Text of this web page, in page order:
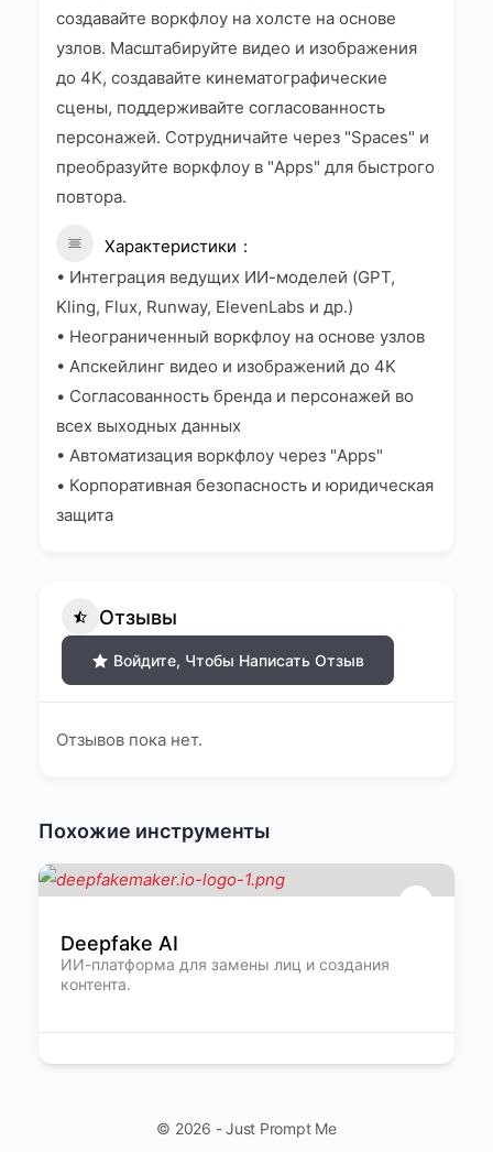
создавайте воркфлоу на холсте на основе
узлов. Масштабируйте видео и изображения
до 4K, создавайте кинематографические
сцены, поддерживайте согласованность
персонажей. Сотрудничайте через "Spaces" и
преобразуйте воркфлоу в "Apps" для быстрого
повтора.
Характеристики
• Интеграция ведущих ИИ-моделей (GPT,
Kling, Flux, Runway, ElevenLabs и др.)
• Неограниченный воркфлоу на основе узлов
• Апскейлинг видео и изображений до 4K
• Согласованность бренда и персонажей во
всех выходных данных
• Автоматизация воркфлоу через "Apps"
• Корпоративная безопасность и юридическая
защита
Отзывы
Войдите, Чтобы Написать Отзыв
Отзывов пока нет.
Похожие инструменты
Deepfake AI
ИИ-платформа для замены лиц и создания
контента.
© 2026 - Just Prompt Me